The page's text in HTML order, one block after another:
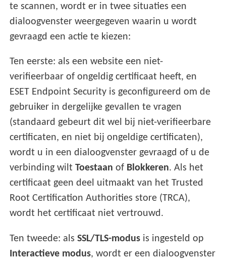
te scannen, wordt er in twee situaties een
dialoogvenster weergegeven waarin u wordt
gevraagd een actie te kiezen:
Ten eerste: als een website een niet-
verifieerbaar of ongeldig certificaat heeft, en
ESET Endpoint Security is geconfigureerd om de
gebruiker in dergelijke gevallen te vragen
(standaard gebeurt dit wel bij niet-verifieerbare
certificaten, en niet bij ongeldige certificaten),
wordt u in een dialoogvenster gevraagd of u de
verbinding wiltToestaan of Blokkeren. Als het
certificaat geen deel uitmaakt van het Trusted
Root Certification Authorities store (TRCA),
wordt het certificaat niet vertrouwd.
Ten tweede: alsSSL/TLS-modus is ingesteld op
Interactieve modus, wordt er een dialoogvenster